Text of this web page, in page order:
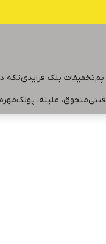
تخفیفات بلک فرایدیتکه
منجوق، ملیله، پولکمهره